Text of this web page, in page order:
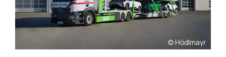
© Hödlmayr